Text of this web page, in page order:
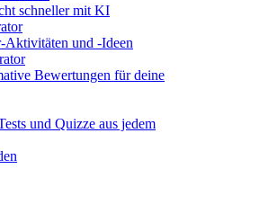
schneller mit KI
Aktivitäten und -Ideen
Bewertungen für deine
und Quizze aus jedem